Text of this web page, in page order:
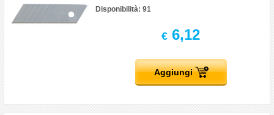
Disponibilità: 91
€ 6,12
Aggiungi